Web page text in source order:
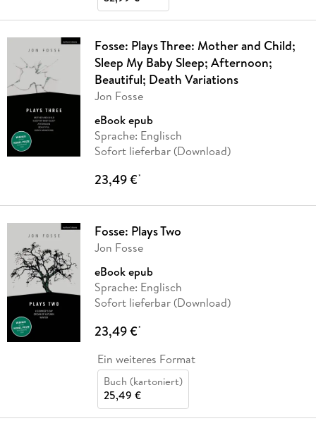
Fosse: Plays Three: Mother and Child;
Sleep My Baby Sleep; Afternoon;
Beautiful; Death Variations
Jon Fosse
eBook epub
Sprache: Englisch
Sofort lieferbar (Download)
23,49 €*
Fosse: Plays Two
Jon Fosse
eBook epub
Sprache: Englisch
Sofort lieferbar (Download)
23,49 €*
Ein weiteres Format
Buch (kartoniert)
25,49 €